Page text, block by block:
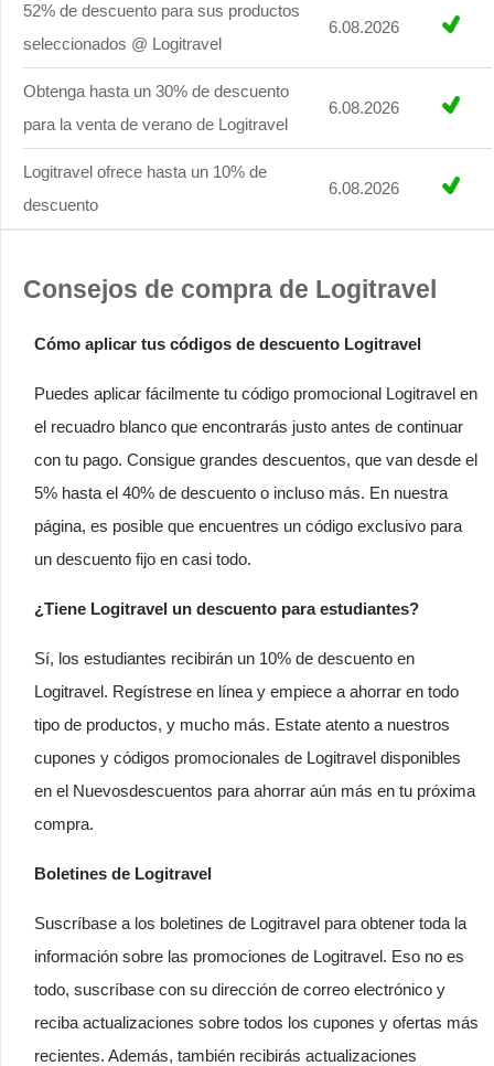
52% de descuento para sus productos
seleccionados @ Logitravel
6.08.2026
Obtenga hasta un 30% de descuento
para la venta de verano de Logitravel
6.08.2026
Logitravel ofrece hasta un 10% de
descuento
6.08.2026
Consejos de compra de Logitravel
Cómo aplicar tus códigos de descuento Logitravel
Puedes aplicar fácilmente tu código promocional Logitravel en
el recuadro blanco que encontrarás justo antes de continuar
con tu pago. Consigue grandes descuentos, que van desde el
5% hasta el 40% de descuento o incluso más. En nuestra
página, es posible que encuentres un código exclusivo para
un descuento fijo en casi todo.
¿Tiene Logitravel un descuento para estudiantes?
Sí, los estudiantes recibirán un 10% de descuento en
Logitravel. Regístrese en línea y empiece a ahorrar en todo
tipo de productos, y mucho más. Estate atento a nuestros
cupones y códigos promocionales de Logitravel disponibles
en el Nuevosdescuentos para ahorrar aún más en tu próxima
compra.
Boletines de Logitravel
Suscríbase a los boletines de Logitravel para obtener toda la
información sobre las promociones de Logitravel. Eso no es
todo, suscríbase con su dirección de correo electrónico y
reciba actualizaciones sobre todos los cupones y ofertas más
recientes. Además, también recibirás actualizaciones